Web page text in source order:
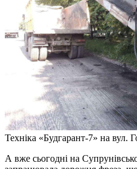
Техніка «Будгарант-7» на вул.
А вже сьогодні на